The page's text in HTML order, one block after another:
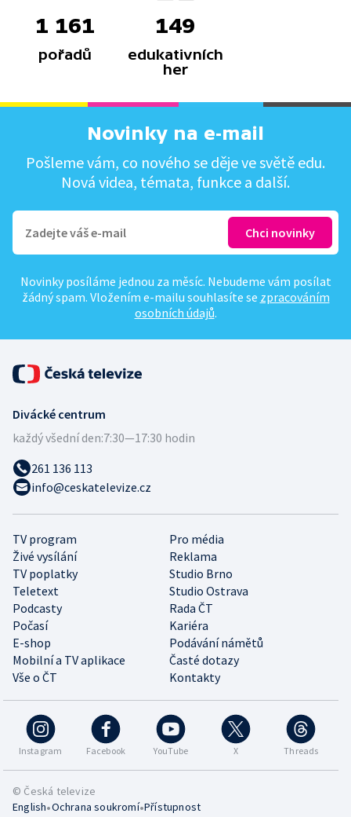
1 161
pořadů
149
edukativních
her
Novinky na e-mail
Pošleme vám, co nového se děje ve světě edu.
Nová videa, témata, funkce a další.
Novinky posíláme jednou za měsíc. Nebudeme vám posílat
žádný spam. Vložením e-mailu souhlasíte se zpracováním
osobních údajů.